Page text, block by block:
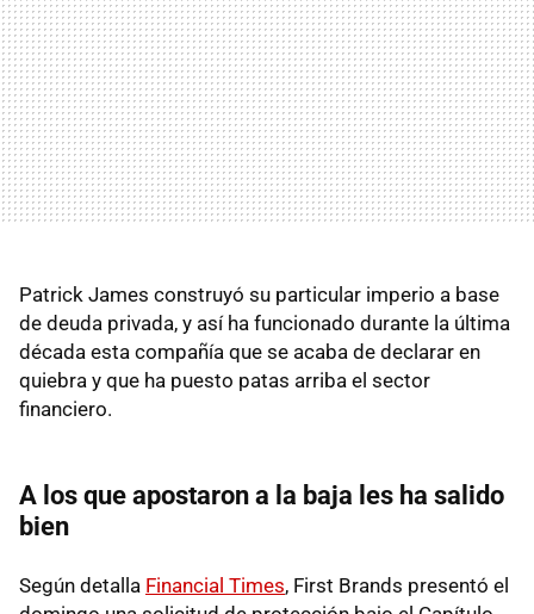
Patrick James construyó su particular imperio a base
de deuda privada, y así ha funcionado durante la última
década esta compañía que se acaba de declarar en
quiebra y que ha puesto patas arriba el sector
financiero.
A los que apostaron a la baja les ha salido
bien
Según detalla Financial Times, First Brands presentó el